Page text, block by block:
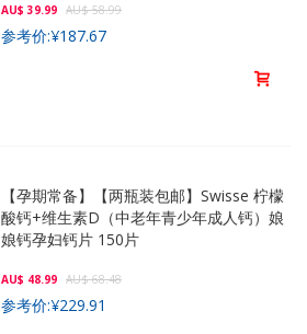
AU$ 39.99 AU$ 58.99
参考价:¥187.67
【孕期常备】【两瓶装包邮】Swisse 柠檬
酸钙+维生素D（中老年青少年成人钙）娘
娘钙孕妇钙片 150片
AU$ 48.99 AU$ 68.48
参考价:¥229.91